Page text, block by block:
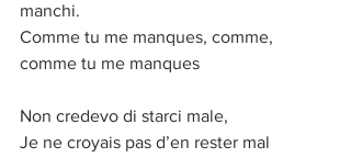
manchi.
Comme tu me manques, comme,
comme tu me manques
Non credevo di starci male,
Je ne croyais pas d’en rester mal